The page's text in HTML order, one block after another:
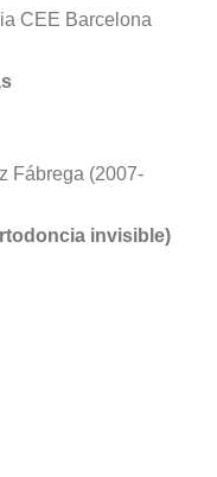
CEE Barcelona
Fábrega (2007-
invisible)